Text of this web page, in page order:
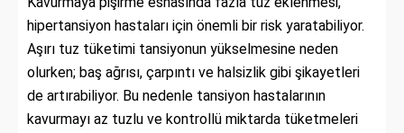
hipertansiyon hastaları için önemli bir risk yaratabiliyor.
Aşırı tuz tüketimi tansiyonun yükselmesine neden
olurken; baş ağrısı, çarpıntı ve halsizlik gibi şikayetleri
de artırabiliyor. Bu nedenle tansiyon hastalarının
kavurmayı az tuzlu ve kontrollü miktarda tüketmeleri